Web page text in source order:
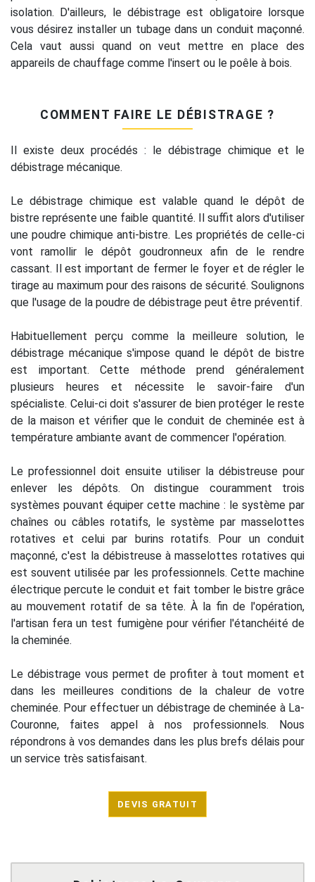
isolation. D'ailleurs, le débistrage est obligatoire lorsque
vous désirez installer un tubage dans un conduit maçonné.
Cela vaut aussi quand on veut mettre en place des
appareils de chauffage comme l'insert ou le poêle à bois.
COMMENT FAIRE LE DÉBISTRAGE ?
Il existe deux procédés : le débistrage chimique et le
débistrage mécanique.
Le débistrage chimique est valable quand le dépôt de
bistre représente une faible quantité. Il suffit alors d'utiliser
une poudre chimique anti-bistre. Les propriétés de celle-ci
vont ramollir le dépôt goudronneux afin de le rendre
cassant. Il est important de fermer le foyer et de régler le
tirage au maximum pour des raisons de sécurité. Soulignons
que l'usage de la poudre de débistrage peut être préventif.
Habituellement perçu comme la meilleure solution, le
débistrage mécanique s'impose quand le dépôt de bistre
est important. Cette méthode prend généralement
plusieurs heures et nécessite le savoir-faire d'un
spécialiste. Celui-ci doit s'assurer de bien protéger le reste
de la maison et vérifier que le conduit de cheminée est à
température ambiante avant de commencer l'opération.
Le professionnel doit ensuite utiliser la débistreuse pour
enlever les dépôts. On distingue couramment trois
systèmes pouvant équiper cette machine : le système par
chaînes ou câbles rotatifs, le système par masselottes
rotatives et celui par burins rotatifs. Pour un conduit
maçonné, c'est la débistreuse à masselottes rotatives qui
est souvent utilisée par les professionnels. Cette machine
électrique percute le conduit et fait tomber le bistre grâce
au mouvement rotatif de sa tête. À la fin de l'opération,
l'artisan fera un test fumigène pour vérifier l'étanchéité de
la cheminée.
Le débistrage vous permet de profiter à tout moment et
dans les meilleures conditions de la chaleur de votre
cheminée. Pour effectuer un débistrage de cheminée à La-
Couronne, faites appel à nos professionnels. Nous
répondrons à vos demandes dans les plus brefs délais pour
un service très satisfaisant.
DEVIS GRATUIT